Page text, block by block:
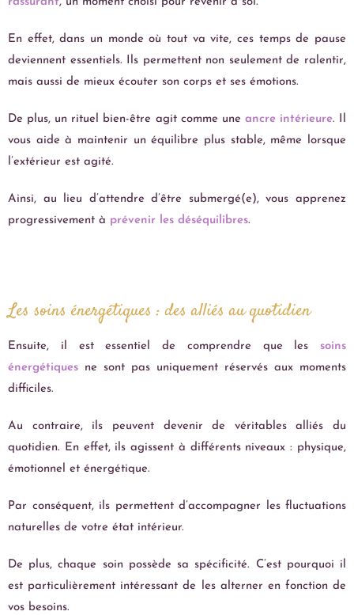
En effet, dans un monde où tout va vite, ces temps de pause
deviennent essentiels. Ils permettent non seulement de ralentir,
mais aussi de mieux écouter son corps et ses émotions.
De plus, un rituel bien-être agit comme une ancre intérieure. Il
vous aide à maintenir un équilibre plus stable, même lorsque
l’extérieur est agité.
Ainsi, au lieu d’attendre d’être submergé(e), vous apprenez
progressivement à prévenir les déséquilibres.
Les soins énergétiques : des alliés au quotidien
Ensuite, il est essentiel de comprendre que les soins
énergétiques ne sont pas uniquement réservés aux moments
difficiles.
Au contraire, ils peuvent devenir de véritables alliés du
quotidien. En effet, ils agissent à différents niveaux : physique,
émotionnel et énergétique.
Par conséquent, ils permettent d’accompagner les fluctuations
naturelles de votre état intérieur.
De plus, chaque soin possède sa spécificité. C’est pourquoi il
est particulièrement intéressant de les alterner en fonction de
vos besoins.